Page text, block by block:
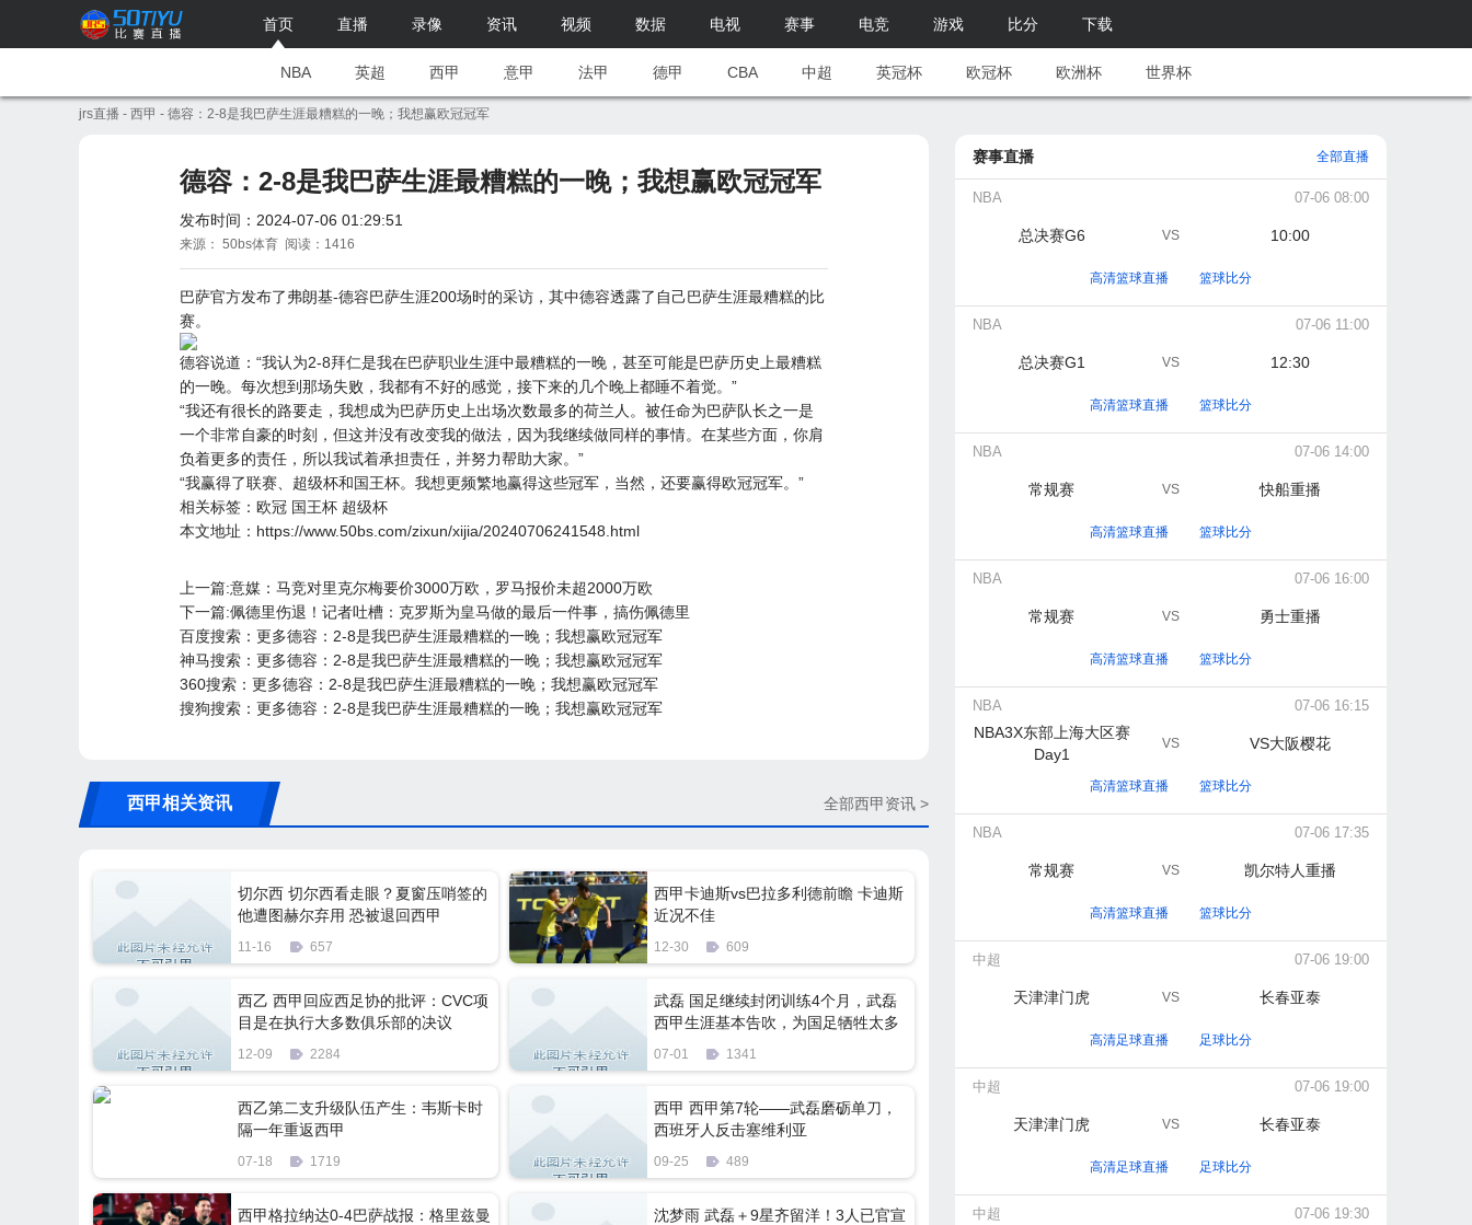
首页 直播 录像 资讯 视频 数据 电视 赛事 电竞 游戏 比分 下载
NBA 英超 西甲 意甲 法甲 德甲 CBA 中超 英冠杯 欧冠杯 欧洲杯 世界杯
jrs直播 - 西甲 - 德容：2-8是我巴萨生涯最糟糕的一晚；我想赢欧冠冠军
德容：2-8是我巴萨生涯最糟糕的一晚；我想赢欧冠冠军
发布时间：2024-07-06 01:29:51
来源： 50bs体育 阅读：1416
巴萨官方发布了弗朗基-德容巴萨生涯200场时的采访，其中德容透露了自己巴萨生涯最糟糕的比
赛。
德容说道：“我认为2-8拜仁是我在巴萨职业生涯中最糟糕的一晚，甚至可能是巴萨历史上最糟糕
的一晚。每次想到那场失败，我都有不好的感觉，接下来的几个晚上都睡不着觉。”
“我还有很长的路要走，我想成为巴萨历史上出场次数最多的荷兰人。被任命为巴萨队长之一是
一个非常自豪的时刻，但这并没有改变我的做法，因为我继续做同样的事情。在某些方面，你肩
负着更多的责任，所以我试着承担责任，并努力帮助大家。”
“我赢得了联赛、超级杯和国王杯。我想更频繁地赢得这些冠军，当然，还要赢得欧冠冠军。”
相关标签： 欧冠 国王杯 超级杯
本文地址： https://www.50bs.com/zixun/xijia/20240706241548.html
上一篇:意媒：马竞对里克尔梅要价3000万欧，罗马报价未超2000万欧
下一篇:佩德里伤退！记者吐槽：克罗斯为皇马做的最后一件事，搞伤佩德里
百度搜索：更多德容：2-8是我巴萨生涯最糟糕的一晚；我想赢欧冠冠军
神马搜索：更多德容：2-8是我巴萨生涯最糟糕的一晚；我想赢欧冠冠军
360搜索：更多德容：2-8是我巴萨生涯最糟糕的一晚；我想赢欧冠冠军
搜狗搜索：更多德容：2-8是我巴萨生涯最糟糕的一晚；我想赢欧冠冠军
西甲相关资讯 全部西甲资讯 >
切尔西 切尔西看走眼？夏窗压哨签的
他遭图赫尔弃用 恐被退回西甲
11-16 657
西甲卡迪斯vs巴拉多利德前瞻 卡迪斯
近况不佳
12-30 609
西乙 西甲回应西足协的批评：CVC项
目是在执行大多数俱乐部的决议
12-09 2284
武磊 国足继续封闭训练4个月，武磊
西甲生涯基本告吹，为国足牺牲太多
07-01 1341
西乙第二支升级队伍产生：韦斯卡时
隔一年重返西甲
07-18 1719
西甲 西甲第7轮——武磊磨砺单刀，
西班牙人反击塞维利亚
09-25 489
西甲格拉纳达0-4巴萨战报：格里兹曼
沈梦雨 武磊＋9星齐留洋！3人已官宣
赛事直播 全部直播
NBA 07-06 08:00
总决赛G6 VS 10:00
高清篮球直播 篮球比分
NBA 07-06 11:00
总决赛G1 VS 12:30
高清篮球直播 篮球比分
NBA 07-06 14:00
常规赛 VS 快船重播
高清篮球直播 篮球比分
NBA 07-06 16:00
常规赛 VS 勇士重播
高清篮球直播 篮球比分
NBA 07-06 16:15
NBA3X东部上海大区赛
Day1
VS VS大阪樱花
高清篮球直播 篮球比分
NBA 07-06 17:35
常规赛 VS 凯尔特人重播
高清篮球直播 篮球比分
中超 07-06 19:00
天津津门虎 VS 长春亚泰
高清足球直播 足球比分
中超 07-06 19:00
天津津门虎 VS 长春亚泰
高清足球直播 足球比分
中超 07-06 19:30